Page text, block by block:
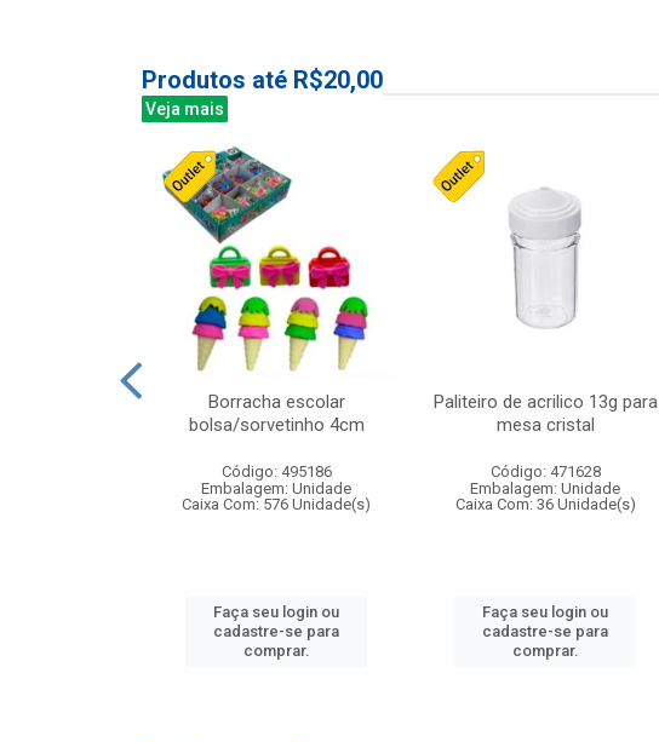
Produtos até R$20,00
Veja mais
Borracha escolar
bolsa/sorvetinho 4cm
Código: 495186
Embalagem: Unidade
Caixa Com: 576 Unidade(s)
Faça seu login ou
cadastre-se para
comprar.
Paliteiro de acrilico 13g para
mesa cristal
Código: 471628
Embalagem: Unidade
Caixa Com: 36 Unidade(s)
Faça seu login ou
cadastre-se para
comprar.